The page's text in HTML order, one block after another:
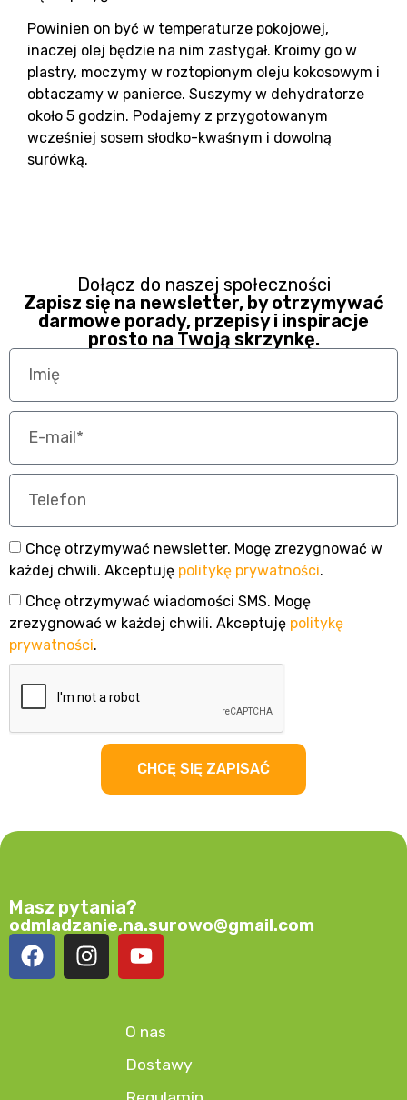
Powinien on być w temperaturze pokojowej,
inaczej olej będzie na nim zastygał. Kroimy go w
plastry, moczymy w roztopionym oleju kokosowym i
obtaczamy w panierce. Suszymy w dehydratorze
około 5 godzin. Podajemy z przygotowanym
wcześniej sosem słodko-kwaśnym i dowolną
surówką.
Dołącz do naszej społeczności
Zapisz się na newsletter, by otrzymywać
darmowe porady, przepisy i inspiracje
prosto na Twoją skrzynkę.
Chcę otrzymywać newsletter. Mogę zrezygnować w
każdej chwili. Akceptuję politykę prywatności.
Chcę otrzymywać wiadomości SMS. Mogę
zrezygnować w każdej chwili. Akceptuję politykę
prywatności.
CHCĘ SIĘ ZAPISAĆ
O nas
Dostawy
Masz pytania?
odmladzanie.na.surowo@gmail.com